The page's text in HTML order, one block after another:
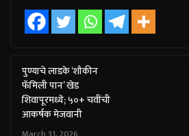
पुण्याचे लाडके ‘शौकीन
फॅमिली पान’ खेड
शिवापूरमध्ये; ५०+ चवींची
आकर्षक मेजवानी